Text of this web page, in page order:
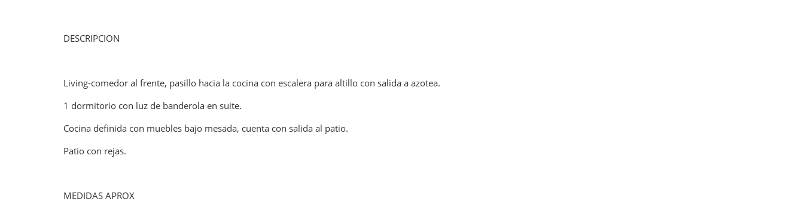
DESCRIPCION
Living-comedor al frente, pasillo hacia la cocina con escalera para altillo con salida a azotea.
1 dormitorio con luz de banderola en suite.
Cocina definida con muebles bajo mesada, cuenta con salida al patio.
Patio con rejas.
MEDIDAS APROX